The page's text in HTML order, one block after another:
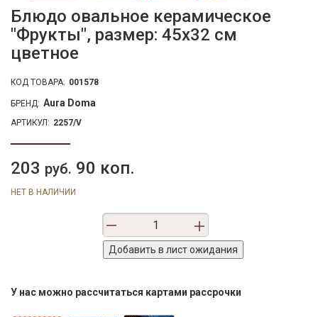
Блюдо овальное керамическое
"Фрукты", размер: 45х32 см
цветное
КОД ТОВАРА: 001578
БРЕНД: Aura Doma
АРТИКУЛ: 2257/V
203 руб. 90 коп.
НЕТ В НАЛИЧИИ
У нас можно рассчитаться картами рассрочки